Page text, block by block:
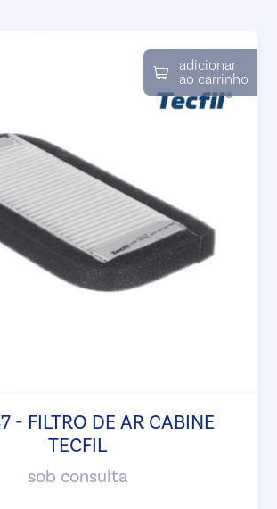
adicionar
ao carrinho
- FILTRO DE AR CABINE
TECFIL
sob consulta